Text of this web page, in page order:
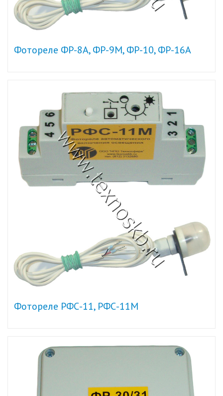
Фотореле ФР-8А, ФР-9М, ФР-10, ФР-16А
Фотореле РФС-11, РФС-11М